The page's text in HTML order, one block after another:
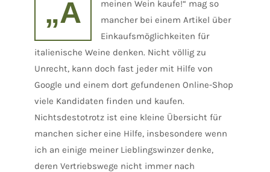
„A
meinen Wein kaufe!“ mag so
mancher bei einem Artikel über
Einkaufsmöglichkeiten für
italienische Weine denken. Nicht völlig zu
Unrecht, kann doch fast jeder mit Hilfe von
Google und einem dort gefundenen Online-Shop
viele Kandidaten finden und kaufen.
Nichtsdestotrotz ist eine kleine Übersicht für
manchen sicher eine Hilfe, insbesondere wenn
ich an einige meiner Lieblingswinzer denke,
deren Vertriebswege nicht immer nach